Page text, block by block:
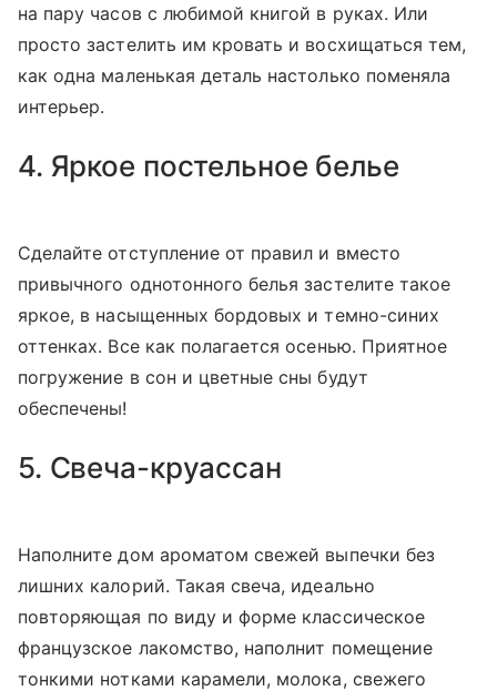
на пару часов с любимой книгой в руках. Или
просто застелить им кровать и восхищаться тем,
как одна маленькая деталь настолько поменяла
интерьер.
4. Яркое постельное белье
Сделайте отступление от правил и вместо
привычного однотонного белья застелите такое
яркое, в насыщенных бордовых и темно-синих
оттенках. Все как полагается осенью. Приятное
погружение в сон и цветные сны будут
обеспечены!
5. Свеча-круассан
Наполните дом ароматом свежей выпечки без
лишних калорий. Такая свеча, идеально
повторяющая по виду и форме классическое
французское лакомство, наполнит помещение
тонкими нотками карамели, молока, свежего